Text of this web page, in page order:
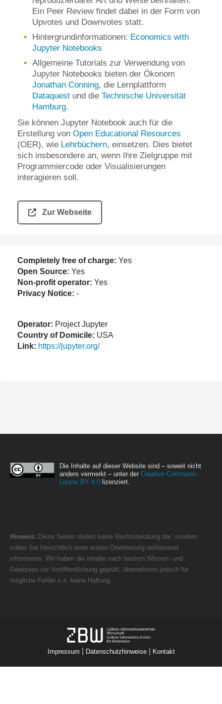
Ein Peer Review findet dabei in der Form von
Upvotes und Downvotes statt.
Hintergrundinformationen: Economics with
Jupyter Notebooks
Allgemeine Tutorials zur Verwendung von
Jupyter Notebooks bieten der Ökonom
Jonathan Conning, die Lernplattform
Dataquest und die Technische Universität
Hamburg.
Sie können Jupyter Notebook auch für die
Erstellung von Open Educational Resources
(OER), wie Lehrbüchern, einsetzen. Dies bietet
sich insbesondere an, wenn Ihre Zielgruppe mit
Programmiercode oder Visualisierungen
interagieren soll.
Zur Webseite
Completely free of charge: Yes
Open Source: Yes
Non-profit operator: Yes
Privacy Notice: -
Operator: Project Jupyter
Country of Domicile: USA
Link: https://jupyter.org/
Die Inhalte auf dieser Website sind – soweit nicht
anders vermerkt – unter der Creative Commons-
Lizenz BY 4.0 lizenziert.
Hinweis: Diese Seiten stellen keine Rechtsberatung dar, sondern
sollen Sie hinsichtlich einer ersten Orientierung umfassend
informieren. Wir haben die Inhalte nach bestem Wissen- und
Gewissen vor Veröffentlichung geprüft, übernehmen jedoch für
mögliche Fehler o.ä. keine Haftung.
Impressum Datenschutzhinweise| Kontakt